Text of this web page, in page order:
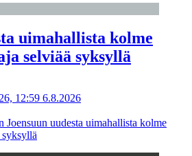
uimahallista kolme
selviää syksyllä
12:59 6.8.2026
Joensuun uudesta uimahallista kolme
syksyllä